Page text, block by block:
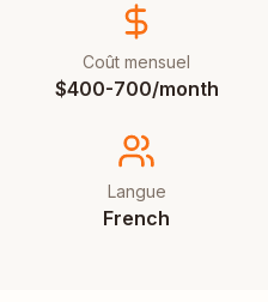
Coût mensuel
$400-700/month
Langue
French